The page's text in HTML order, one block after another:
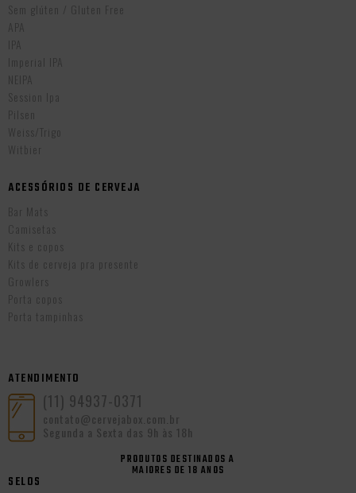
Sem glúten / Gluten Free
APA
IPA
Imperial IPA
NEIPA
Session Ipa
Pilsen
Weiss/Trigo
Witbier
ACESSÓRIOS DE CERVEJA
Bar Mats
Camisetas
Kits e copos
Kits de cerveja pra presente
Growlers
Porta copos
Porta tampinhas
ATENDIMENTO
(11) 94937-0371
contato@cervejabox.com.br
Segunda a Sexta das 9h às 18h
PRODUTOS DESTINADOS A
MAIORES DE 18 ANOS
SELOS